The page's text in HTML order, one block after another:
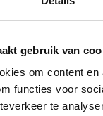
gebruik van
om content en
functies voor
te
wij
relevante
in via ons